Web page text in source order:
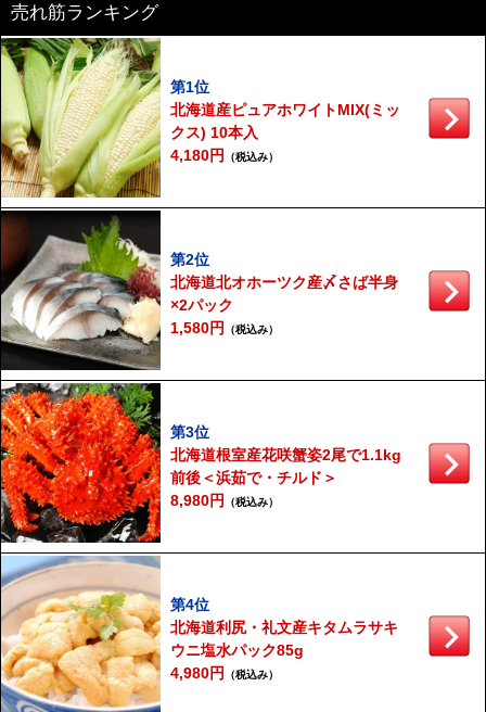
売れ筋ランキング
第1位
北海道産ピュアホワイトMIX(ミッ
クス) 10本入
4,180円 （税込み）
第2位
北海道北オホーツク産〆さば半身
×2パック
1,580円 （税込み）
第3位
北海道根室産花咲蟹姿2尾で1.1kg
前後＜浜茹で・チルド＞
8,980円 （税込み）
第4位
北海道利尻・礼文産キタムラサキ
ウニ塩水パック85g
4,980円 （税込み）